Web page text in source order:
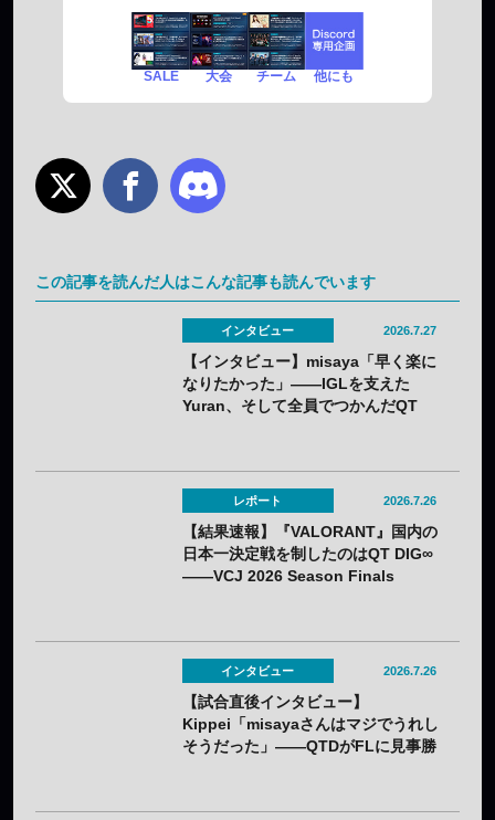
SALE 大会 チーム 他にも
この記事を読んだ人はこんな記事も読んでいます
インタビュー 2026.7.27
【インタビュー】misaya「早く楽に
なりたかった」——IGLを支えた
Yuran、そして全員でつかんだQT
レポート 2026.7.26
【結果速報】『VALORANT』国内の
日本一決定戦を制したのはQT DIG∞
——VCJ 2026 Season Finals
インタビュー 2026.7.26
【試合直後インタビュー】
Kippei「misayaさんはマジでうれし
そうだった」――QTDがFLに見事勝